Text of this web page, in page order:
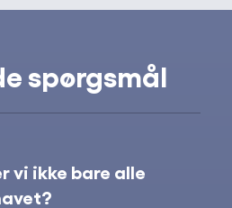
spørgsmål
vi ikke bare alle